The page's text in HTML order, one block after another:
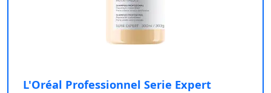
L'Oréal Professionnel Serie Expert